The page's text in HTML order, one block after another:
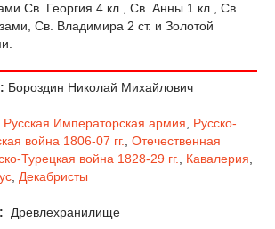
Св. Георгия 4 кл., Св. Анны 1 кл., Св.
Св. Владимира 2 ст. и Золотой
Бороздин Николай Михайлович
Русская Императорская армия
Русско-
война 1806-07 гг.
Отечественная
Турецкая война 1828-29 гг. Кавалерия
Декабристы
Древлехранилище